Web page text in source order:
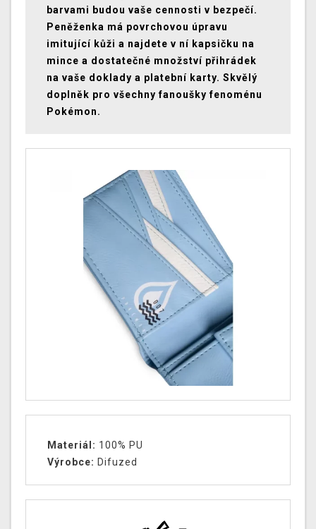
barvami budou vaše cennosti v bezpečí.
Peněženka má povrchovou úpravu
imitující kůži a najdete v ní kapsičku na
mince a dostatečné množství přihrádek
na vaše doklady a platební karty. Skvělý
doplněk pro všechny fanoušky fenoménu
Pokémon.
Materiál: 100% PU
Výrobce: Difuzed